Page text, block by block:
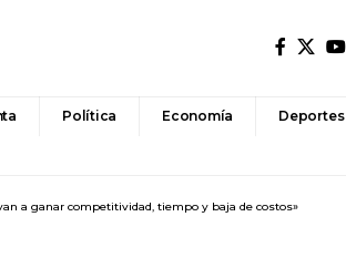
Política Economía Deportes
a ganar competitividad, tiempo y baja de costos»